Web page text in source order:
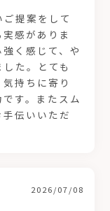
提案をして
感がありま
く感じて、や
た。とても
持ちに寄り
す。またスム
伝いいただ
2026/07/08